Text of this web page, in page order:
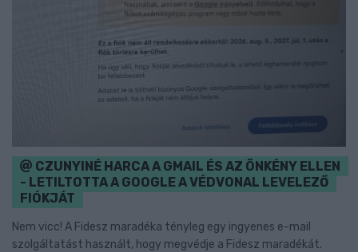
CZUNYINÉ HARCA A GMAIL ÉS AZ ÖNKÉNY ELLEN
- LETILTOTTA A GOOGLE A VÉDVONAL LEVELEZŐ
FIÓKJÁT
Nem vicc! A Fidesz maradéka tényleg egy ingyenes e-mail
szolgáltatást használt, hogy megvédje a Fidesz maradékát.